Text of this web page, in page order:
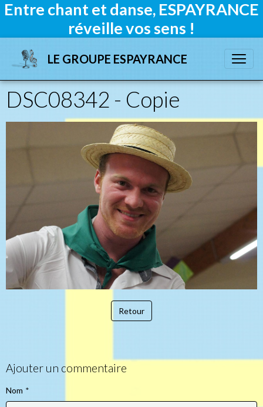
Entre chant et danse, ESPAYRANCE
réveille vos sens !
LE GROUPE ESPAYRANCE
DSC08342 - Copie
Retour
Ajouter un commentaire
Nom